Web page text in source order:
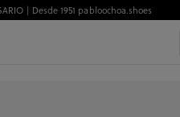
| Desde 1951 pabloochoa.shoes